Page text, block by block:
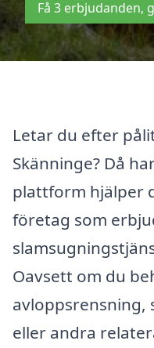
Få 3 erbjudanden,
Letar du efter
Skänninge? Då
plattform hjälper
företag som
Oavsett om du
avloppsrensning,
eller andra